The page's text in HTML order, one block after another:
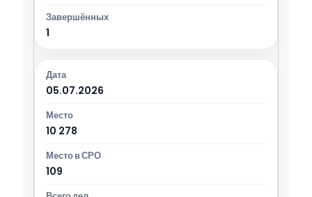
1
05.07.2026
10 278
109